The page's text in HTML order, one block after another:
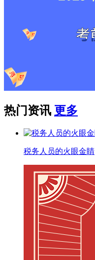
热门资讯 更多
税务人员的火眼金睛